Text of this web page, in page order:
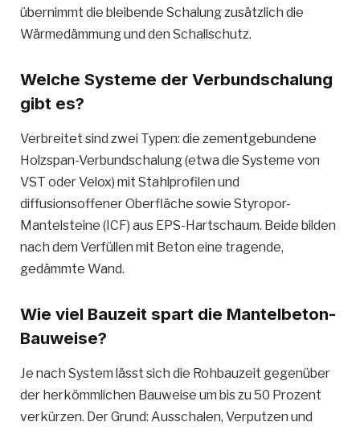
übernimmt die bleibende Schalung zusätzlich die
Wärmedämmung und den Schallschutz.
Welche Systeme der Verbundschalung
gibt es?
Verbreitet sind zwei Typen: die zementgebundene
Holzspan-Verbundschalung (etwa die Systeme von
VST oder Velox) mit Stahlprofilen und
diffusionsoffener Oberfläche sowie Styropor-
Mantelsteine (ICF) aus EPS-Hartschaum. Beide bilden
nach dem Verfüllen mit Beton eine tragende,
gedämmte Wand.
Wie viel Bauzeit spart die Mantelbeton-
Bauweise?
Je nach System lässt sich die Rohbauzeit gegenüber
der herkömmlichen Bauweise um bis zu 50 Prozent
verkürzen. Der Grund: Ausschalen, Verputzen und